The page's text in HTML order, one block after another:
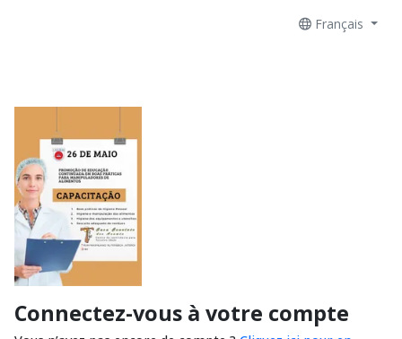
Français
Connectez-vous à votre compte